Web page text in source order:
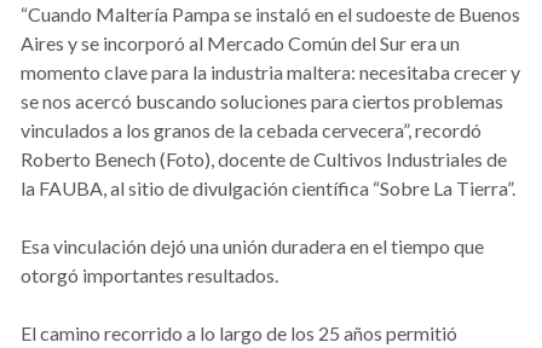
“Cuando Maltería Pampa se instaló en el sudoeste de Buenos
Aires y se incorporó al Mercado Común del Sur era un
momento clave para la industria maltera: necesitaba crecer y
se nos acercó buscando soluciones para ciertos problemas
vinculados a los granos de la cebada cervecera”, recordó
Roberto Benech (Foto), docente de Cultivos Industriales de
la FAUBA, al sitio de divulgación científica “Sobre La Tierra”.
Esa vinculación dejó una unión duradera en el tiempo que
otorgó importantes resultados.
El camino recorrido a lo largo de los 25 años permitió